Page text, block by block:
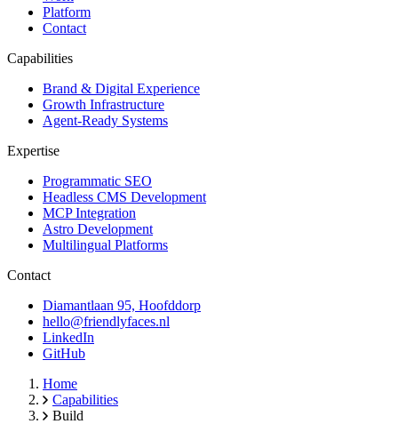
Platform
Contact
Capabilities
Brand & Digital Experience
Growth Infrastructure
Agent-Ready Systems
Expertise
Programmatic SEO
Headless CMS Development
MCP Integration
Astro Development
Multilingual Platforms
Contact
Diamantlaan 95, Hoofddorp
hello@friendlyfaces.nl
LinkedIn
GitHub
Home
Capabilities
Build